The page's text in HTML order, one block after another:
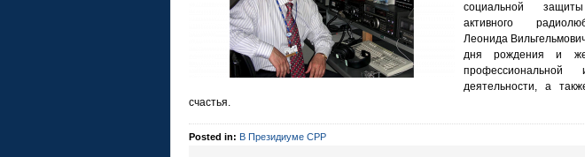
социальной
активного
Леонида
дня рождения и
профессиональной
деятельности, а
счастья.
Posted in: В Президиуме СРР